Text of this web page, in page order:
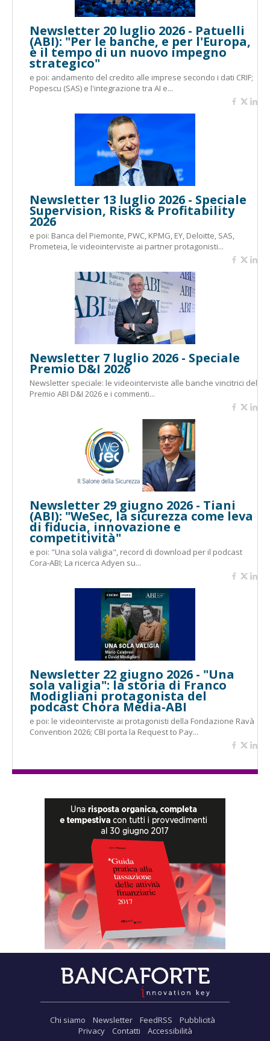
Newsletter 20 luglio 2026 - Patuelli
(ABI): "Per le banche, e per l'Europa,
è il tempo di un nuovo impegno
strategico"
e poi: andamento del credito alle imprese secondo i dati CRIF;
Popescu (SAS) e l'integrazione tra AI e...
Newsletter 13 luglio 2026 - Speciale
Supervision, Risks & Profitability
2026
e poi: Banca del Piemonte, PWC, KPMG, EY, Deloitte, SAS,
Prometeia, le videointerviste ai partner protagonisti...
Newsletter 7 luglio 2026 - Speciale
Premio D&I 2026
Newsletter speciale: le videointerviste alle banche vincitrici del
Premio ABI D&I 2026 e i commenti...
Newsletter 29 giugno 2026 - Tiani
(ABI): "WeSec, la sicurezza come leva
di fiducia, innovazione e
competitività"
e poi: "Una sola valigia", record di download per il podcast
Cora-ABI; La ricerca Adyen su...
Newsletter 22 giugno 2026 - "Una
sola valigia": la storia di Franco
Modigliani protagonista del
podcast Chora Media-ABI
e poi: le videointerviste ai protagonisti della Fondazione Ravà
Convention 2026; CBI porta la Request to Pay...
Chi siamo Newsletter FeedRSS
Pubblicità
Privacy
Contatti Accessibilità